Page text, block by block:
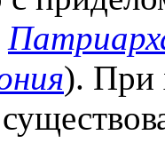
). При